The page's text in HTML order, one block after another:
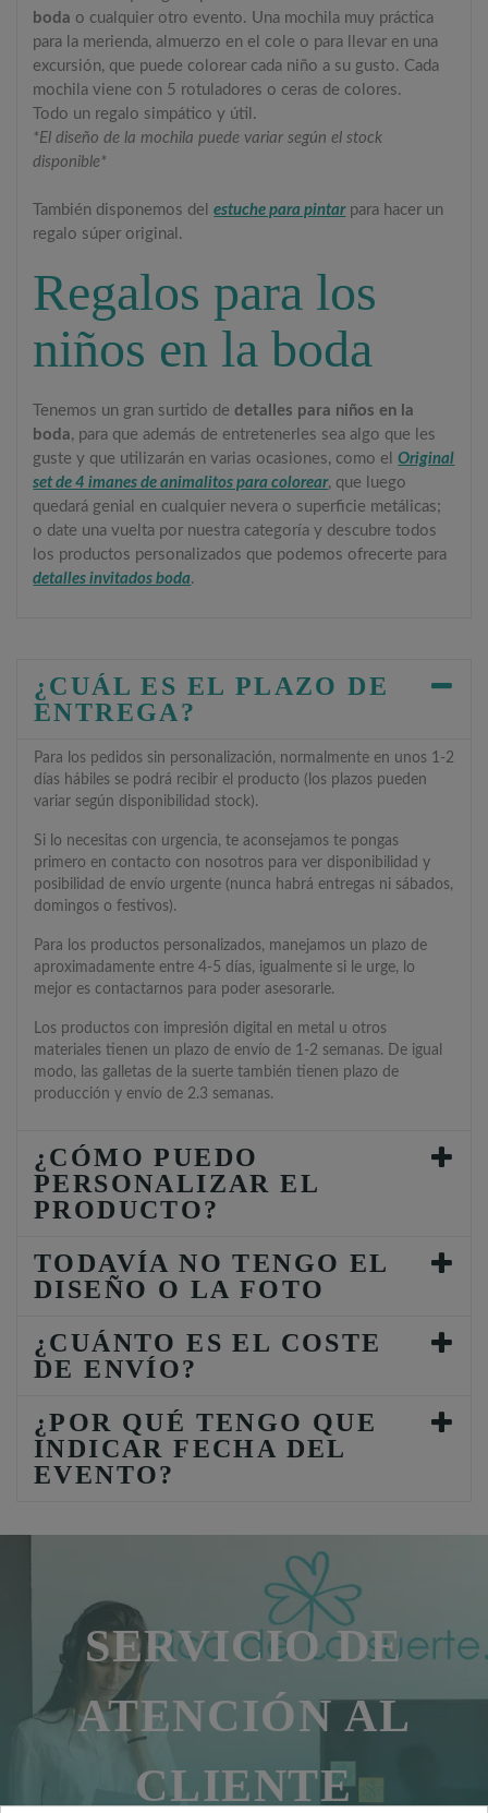
boda o cualquier otro evento. Una mochila muy práctica
para la merienda, almuerzo en el cole o para llevar en una
excursión, que puede colorear cada niño a su gusto. Cada
mochila viene con 5 rotuladores o ceras de colores.
Todo un regalo simpático y útil.
*El diseño de la mochila puede variar según el stock
disponible*
También disponemos delestuche para pintarpara hacer un
regalo súper original.
Regalos para los
niños en la boda
Tenemos un gran surtido dedetalles para niños en la
boda, para que además de entretenerles sea algo que les
guste y que utilizarán en varias ocasiones, como elOriginal
set de 4 imanes de animalitos para colorear, que luego
quedará genial en cualquier nevera o superficie metálicas;
o date una vuelta por nuestra categoría y descubre todos
los productos personalizados que podemos ofrecerte para
detalles invitados boda.
¿CUÁL ES EL PLAZO DE
ENTREGA?
Para los pedidos sin personalización, normalmente en unos 1-2
días hábiles se podrá recibir el producto (los plazos pueden
variar según disponibilidad stock).
Si lo necesitas con urgencia, te aconsejamos te pongas
primero en contacto con nosotros para ver disponibilidad y
posibilidad de envío urgente (nunca habrá entregas ni sábados,
domingos o festivos).
Para los productos personalizados, manejamos un plazo de
aproximadamente entre 4-5 días, igualmente si le urge, lo
mejor es contactarnos para poder asesorarle.
Los productos con impresión digital en metal u otros
materiales tienen un plazo de envío de 1-2 semanas. De igual
modo, las galletas de la suerte también tienen plazo de
producción y envío de 2.3 semanas.
¿CÓMO PUEDO
PERSONALIZAR EL
PRODUCTO?
TODAVÍA NO TENGO EL
DISEÑO O LA FOTO
¿CUÁNTO ES EL COSTE
DE ENVÍO?
¿POR QUÉ TENGO QUE
INDICAR FECHA DEL
EVENTO?
SERVICIO DE
ATENCIÓN AL
CLIENTE